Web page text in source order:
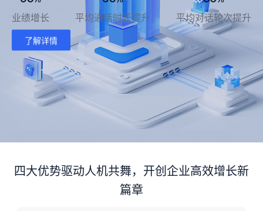
业绩增长 平均通话时长提升 平均对话轮次提升
了解详情
四大优势驱动人机共舞，开创企业高效增长新
篇章